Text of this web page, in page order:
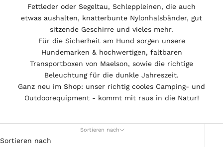
Fettleder oder Segeltau, Schleppleinen, die auch
etwas aushalten, knatterbunte Nylonhalsbänder, gut
sitzende Geschirre und vieles mehr.
Für die Sicherheit am Hund sorgen unsere
Hundemarken & hochwertigen, faltbaren
Transportboxen von Maelson, sowie die richtige
Beleuchtung für die dunkle Jahreszeit.
Ganz neu im Shop: unser richtig cooles Camping- und
Outdoorequipment - kommt mit raus in die Natur!
Sortieren nach
Sortieren nach